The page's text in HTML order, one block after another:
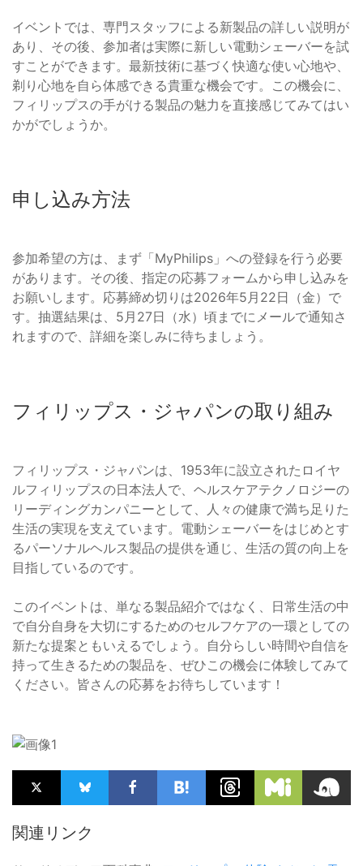
イベントでは、専門スタッフによる新製品の詳しい説明が
あり、その後、参加者は実際に新しい電動シェーバーを試
すことができます。最新技術に基づく快適な使い心地や、
剃り心地を自ら体感できる貴重な機会です。この機会に、
フィリップスの手がける製品の魅力を直接感じてみてはい
かがでしょうか。
申し込み方法
参加希望の方は、まず「MyPhilips」への登録を行う必要
があります。その後、指定の応募フォームから申し込みを
お願いします。応募締め切りは2026年5月22日（金）で
す。抽選結果は、5月27日（水）頃までにメールで通知さ
れますので、詳細を楽しみに待ちましょう。
フィリップス・ジャパンの取り組み
フィリップス・ジャパンは、1953年に設立されたロイヤ
ルフィリップスの日本法人で、ヘルスケアテクノロジーの
リーディングカンパニーとして、人々の健康で満ち足りた
生活の実現を支えています。電動シェーバーをはじめとす
るパーソナルヘルス製品の提供を通じ、生活の質の向上を
目指しているのです。
このイベントは、単なる製品紹介ではなく、日常生活の中
で自分自身を大切にするためのセルフケアの一環としての
新たな提案ともいえるでしょう。自分らしい時間や自信を
持って生きるための製品を、ぜひこの機会に体験してみて
ください。皆さんの応募をお待ちしています！
関連リンク